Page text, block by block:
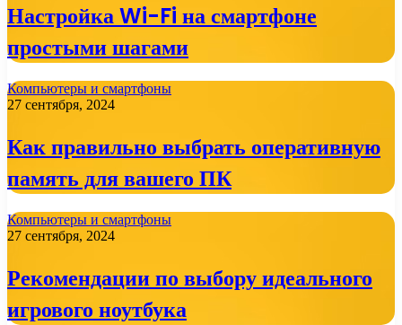
Настройка Wi-Fi на смартфоне
простыми шагами
Компьютеры и смартфоны
27 сентября, 2024
Как правильно выбрать оперативную
память для вашего ПК
Компьютеры и смартфоны
27 сентября, 2024
Рекомендации по выбору идеального
игрового ноутбука